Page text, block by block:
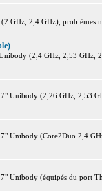
GHz, 2,4 GHz), problèmes
(2,4 GHz, 2,53 GHz,
Unibody (2,26 GHz, 2,53
Unibody (Core2Duo 2,4
Unibody (équipés du port